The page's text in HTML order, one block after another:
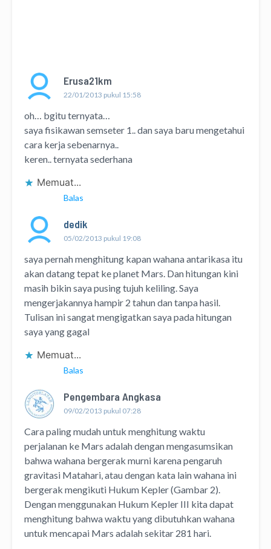
Erusa21km
22/01/2013 pukul 15:58
oh… bgitu ternyata…
saya fisikawan semseter 1.. dan saya baru mengetahui
cara kerja sebenarnya..
keren.. ternyata sederhana
Memuat...
Balas
dedik
05/02/2013 pukul 19:08
saya pernah menghitung kapan wahana antarikasa itu
akan datang tepat ke planet Mars. Dan hitungan kini
masih bikin saya pusing tujuh keliling. Saya
mengerjakannya hampir 2 tahun dan tanpa hasil.
Tulisan ini sangat mengigatkan saya pada hitungan
saya yang gagal
Memuat...
Balas
Pengembara Angkasa
09/02/2013 pukul 07:28
Cara paling mudah untuk menghitung waktu
perjalanan ke Mars adalah dengan mengasumsikan
bahwa wahana bergerak murni karena pengaruh
gravitasi Matahari, atau dengan kata lain wahana ini
bergerak mengikuti Hukum Kepler (Gambar 2).
Dengan menggunakan Hukum Kepler III kita dapat
menghitung bahwa waktu yang dibutuhkan wahana
untuk mencapai Mars adalah sekitar 281 hari.